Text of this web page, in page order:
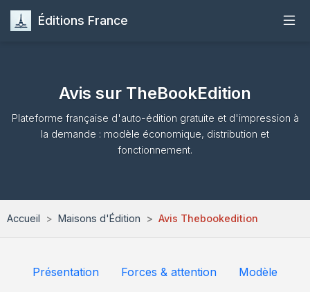
Éditions France
Maisons d'Édition
Avis sur TheBookEdition
Plateforme française d'auto-édition gratuite et d'impression à
la demande : modèle économique, distribution et
fonctionnement.
Accueil Maisons d'Édition Avis Thebookedition
Présentation Forces & attention Modèle